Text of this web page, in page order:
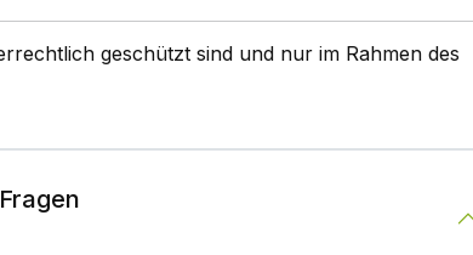
geschützt sind und nur im Rahmen des